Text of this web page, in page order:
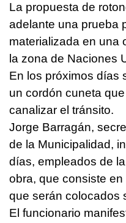
La propuesta de
adelante una prueba
materializada en una
la zona de Naciones
En los próximos días
un cordón cuneta
canalizar el tránsito.
Jorge Barragán,
de la Municipalidad,
días, empleados de
obra, que consiste
que serán colocados
El funcionario